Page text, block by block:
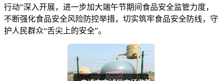
行动”深入开展，进一步加大端午节期间食品安全监管力度，
不断强化食品安全风险防控举措，切实筑牢食品安全防线，守
护人民群众“舌尖上的安全”。